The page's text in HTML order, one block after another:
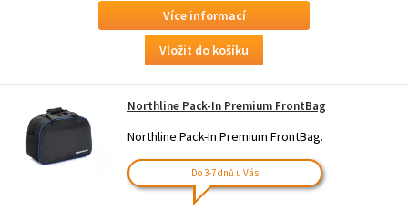
Více informací
Northline Pack-In Premium FrontBag
Northline Pack-In Premium FrontBag.
Do 3-7 dnů u Vás